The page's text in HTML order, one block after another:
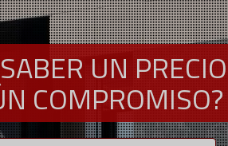
UN PRECIO
COMPROMISO?